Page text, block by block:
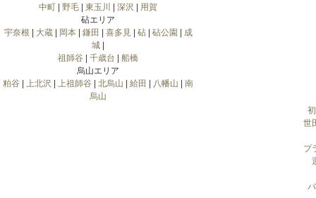
中町
野毛 東玉川 深沢
用賀
砧エリア
宇奈根
大蔵| 岡本| 鎌田 喜多見| 砧| 砧公園
成
城
祖師谷
千歳台
船橋
烏山エリア
粕谷
上北沢 上祖師谷 北烏山 給田 八幡山
南
烏山
世
プ